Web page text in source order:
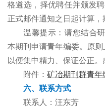
格遴选，择优聘任并颁发
正式邮件通知之日起计算，
温馨提示：请您结合
本期刊申请青年编委。原则
以便集中精力、保证公正。
附件： 矿冶期刊群青年
六、联系方式
联系人：汪东芳